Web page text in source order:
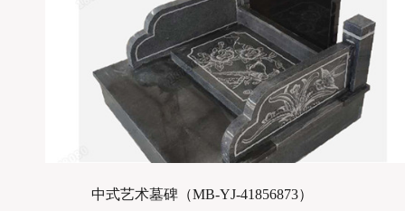
中式艺术墓碑（MB-YJ-41856873）